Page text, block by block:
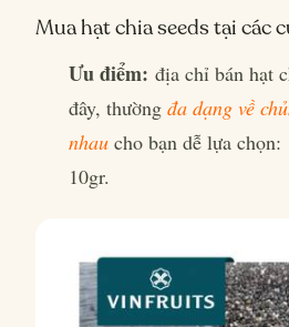
Mua hạt chia seeds tại các
Ưu điểm: địa chỉ bán hạt
đây, thường đa dạng về
nhau cho bạn dễ lựa
10gr.